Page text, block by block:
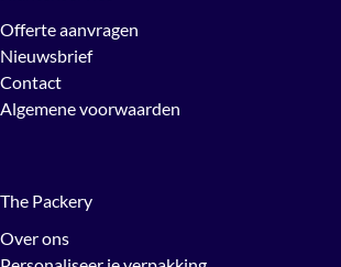
Offerte aanvragen
Nieuwsbrief
Contact
Algemene voorwaarden
The Packery
Over ons